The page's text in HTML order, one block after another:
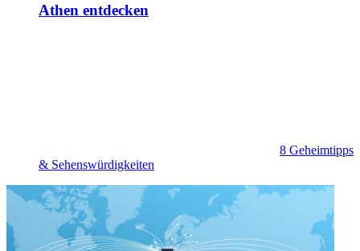
Athen entdecken
8 Geheimtipps
& Sehenswürdigkeiten